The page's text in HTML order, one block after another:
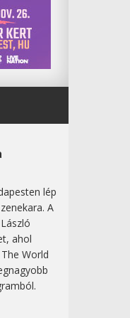
lép
A
ahol
World